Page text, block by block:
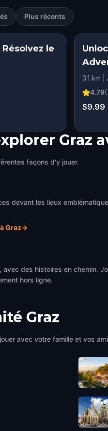
Plus récents
le
3.1 km |
4.79(
$9.99
Graz
façons d'y jouer.
devant les lieux
Graz→
avec des histoires en chemin.
hors ligne.
Graz
avec votre famille et vos